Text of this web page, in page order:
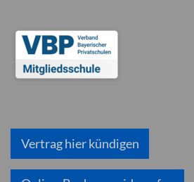
Vertrag hier kündigen